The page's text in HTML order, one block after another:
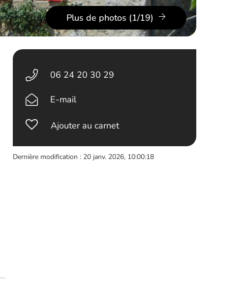
Plus de photos (1/19)
06 24 20 30 29
E-mail
Ajouter au carnet
Dernière modification : 20 janv. 2026, 10:00:18